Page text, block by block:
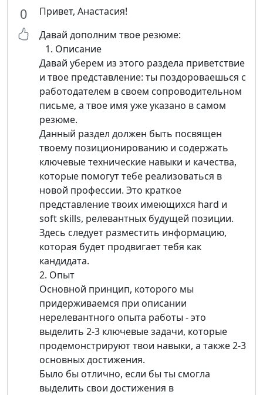
0
Привет, Анастасия!
Давай дополним твое резюме:
1. Описание
Давай уберем из этого раздела приветствие
и твое представление: ты поздороваешься с
работодателем в своем сопроводительном
письме, а твое имя уже указано в самом
резюме.
Данный раздел должен быть посвящен
твоему позиционированию и содержать
ключевые технические навыки и качества,
которые помогут тебе реализоваться в
новой профессии. Это краткое
представление твоих имеющихся hard и
soft skills, релевантных будущей позиции.
Здесь следует разместить информацию,
которая будет продвигает тебя как
кандидата.
2. Опыт
Основной принцип, которого мы
придерживаемся при описании
нерелевантного опыта работы - это
выделить 2-3 ключевые задачи, которые
продемонстрируют твои навыки, а также 2-3
основных достижения.
Было бы отлично, если бы ты смогла
выделить свои достижения в